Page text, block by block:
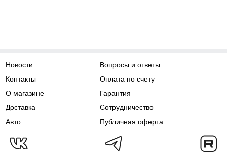
Новости
Контакты
О магазине
Доставка
Авто
Вопросы и ответы
Оплата по счету
Гарантия
Сотрудничество
Публичная оферта